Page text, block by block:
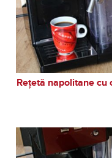
Rețetă napolitane cu